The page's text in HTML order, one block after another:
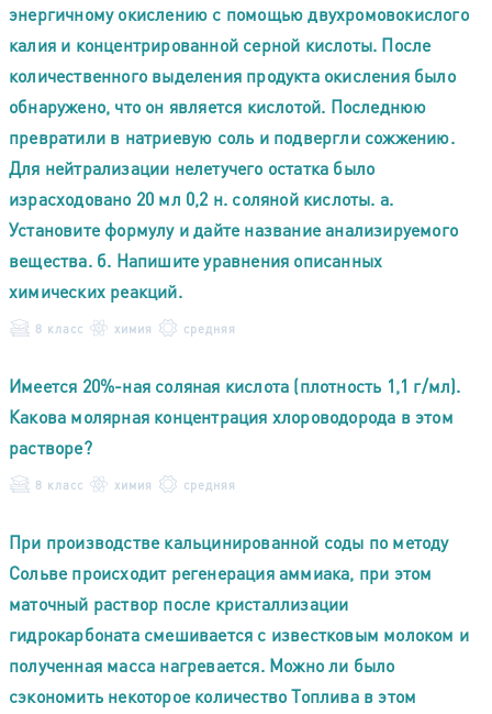
энергичному окислению с помощью двухромовокислого
калия и концентрированной серной кислоты. После
количественного выделения продукта окисления было
обнаружено, что он является кислотой. Последнюю
превратили в натриевую соль и подвергли сожжению.
Для нейтрализации нелетучего остатка было
израсходовано 20 мл 0,2 н. соляной кислоты. а.
Установите формулу и дайте название анализируемого
вещества. б. Напишите уравнения описанных
химических реакций.
8 класс химия средняя
Имеется 20%-ная соляная кислота (плотность 1,1 г/мл).
Какова молярная концентрация хлороводорода в этом
растворе?
8 класс химия средняя
При производстве кальцинированной соды по методу
Сольве происходит регенерация аммиака, при этом
маточный раствор после кристаллизации
гидрокарбоната смешивается с известковым молоком и
полученная масса нагревается. Можно ли было
сэкономить некоторое количество Топлива в этом